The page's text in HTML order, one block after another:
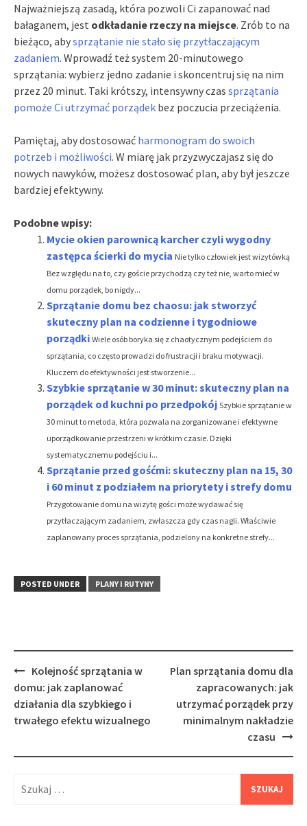
Najważniejszą zasadą, która pozwoli Ci zapanować nad
bałaganem, jest odkładanie rzeczy na miejsce. Zrób to na
bieżąco, abysprzątanie nie stało się przytłaczającym
zadaniem. Wprowadź też system 20-minutowego
sprzątania: wybierz jedno zadanie i skoncentruj się na nim
przez 20 minut. Taki krótszy, intensywny czas sprzątania
pomoże Ci utrzymać porządek bez poczucia przeciążenia.
Pamiętaj, aby dostosować harmonogram do swoich
potrzeb i możliwości. W miarę jak przyzwyczajasz się do
nowych nawyków, możesz dostosować plan, aby był jeszcze
bardziej efektywny.
Podobne wpisy:
Mycie okien parownicą karcher czyli wygodny
zastępca ścierki do mycia Nie tylko człowiek jest wizytówką
Bez względu na to, czy goście przychodzą czy też nie, warto mieć w
domu porządek, bo nigdy...
Sprzątanie domu bez chaosu: jak stworzyć
skuteczny plan na codzienne i tygodniowe
porządki Wiele osób boryka się z chaotycznym podejściem do
sprzątania, co często prowadzi do frustracji i braku motywacji.
Kluczem do efektywności jest stworzenie...
Szybkie sprzątanie w 30 minut: skuteczny plan na
porządek od kuchni po przedpokój Szybkie sprzątanie w
30 minut to metoda, która pozwala na zorganizowane i efektywne
uporządkowanie przestrzeni w krótkim czasie. Dzięki
systematycznemu podejściu i...
Sprzątanie przed gośćmi: skuteczny plan na 15, 30
i 60 minut z podziałem na priorytety i strefy domu
Przygotowanie domu na wizytę gości może wydawać się
przytłaczającym zadaniem, zwłaszcza gdy czas nagli. Właściwie
zaplanowany proces sprzątania, podzielony na konkretne strefy...
POSTED UNDER PLANY I RUTYNY
Post
navigation
Kolejność sprzątania w
domu: jak zaplanować
działania dla szybkiego i
trwałego efektu wizualnego
Plan sprzątania domu dla
zapracowanych: jak
utrzymać porządek przy
minimalnym nakładzie
czasu